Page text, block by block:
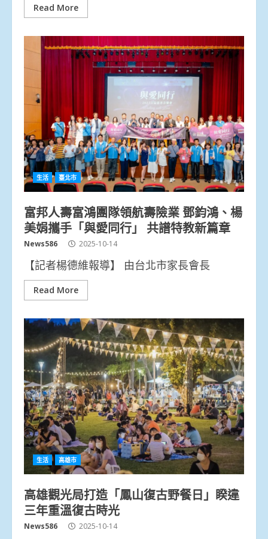
Read More
生活 臺北市
富邦人壽富鴻團隊領航壽險業 鄧鈞鴻、楊
美娟攜手「與愛同行」 共譜特教新篇章
News586 2025-10-14
【記者楊德維報導】 由台北市家長會長
Read More
生活 高雄市
高雄觀光局打造「鳳山復古野餐日」睽違
三年重溫復古時光
News586 2025-10-14